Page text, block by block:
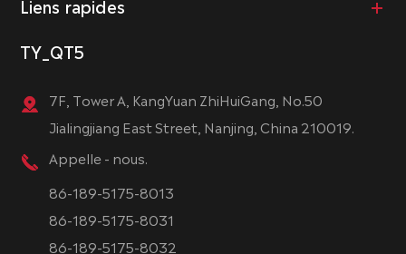
Liens rapides
TY_QT5
7F, Tower A, KangYuan ZhiHuiGang, No.50
Jialingjiang East Street, Nanjing, China 210019.
Appelle - nous.
86-189-5175-8013
86-189-5175-8031
86-189-5175-8032